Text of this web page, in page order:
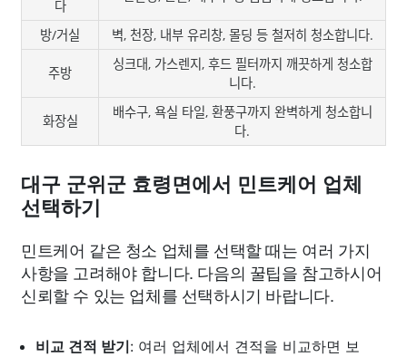
다
방/거실 벽, 천장, 내부 유리창, 몰딩 등 철저히 청소합니다.
주방
싱크대, 가스렌지, 후드 필터까지 깨끗하게 청소합
니다.
화장실
배수구, 욕실 타일, 환풍구까지 완벽하게 청소합니
다.
대구 군위군 효령면에서 민트케어 업체
선택하기
민트케어 같은 청소 업체를 선택할 때는 여러 가지
사항을 고려해야 합니다. 다음의 꿀팁을 참고하시어
신뢰할 수 있는 업체를 선택하시기 바랍니다.
비교 견적 받기: 여러 업체에서 견적을 비교하면 보